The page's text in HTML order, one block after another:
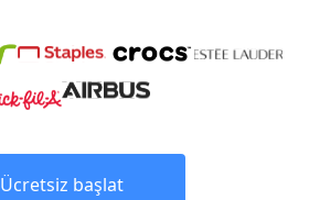
Ücretsiz başlat